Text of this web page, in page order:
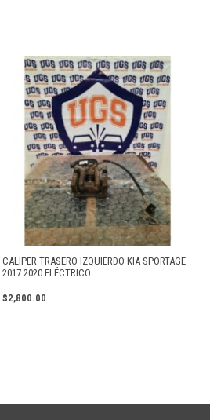
CALIPER TRASERO IZQUIERDO KIA SPORTAGE
2017 2020 ELÉCTRICO
$2,800.00